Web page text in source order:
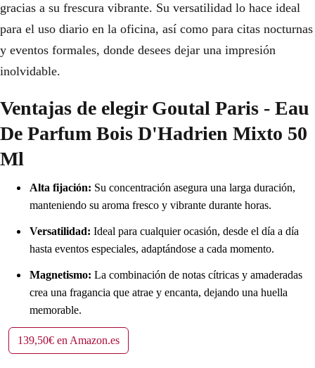
gracias a su frescura vibrante. Su versatilidad lo hace ideal
para el uso diario en la oficina, así como para citas nocturnas
y eventos formales, donde desees dejar una impresión
inolvidable.
Ventajas de elegir Goutal Paris - Eau
De Parfum Bois D'Hadrien Mixto 50
Ml
Alta fijación: Su concentración asegura una larga duración,
manteniendo su aroma fresco y vibrante durante horas.
Versatilidad: Ideal para cualquier ocasión, desde el día a día
hasta eventos especiales, adaptándose a cada momento.
Magnetismo: La combinación de notas cítricas y amaderadas
crea una fragancia que atrae y encanta, dejando una huella
memorable.
139,50€ en Amazon.es